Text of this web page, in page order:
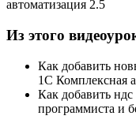
Из этого
Как добавить
1С Комплексная
Как добавить ндс
программиста и